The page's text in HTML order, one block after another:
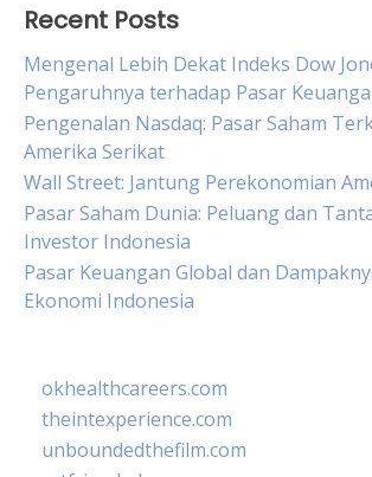
Recent Posts
Mengenal Lebih Dekat Indeks Dow
Pengaruhnya terhadap Pasar
Pengenalan Nasdaq: Pasar Saham
Amerika Serikat
Wall Street: Jantung Perekonomian
Pasar Saham Dunia: Peluang dan
Investor Indonesia
Pasar Keuangan Global dan
Ekonomi Indonesia
okhealthcareers.com
theintexperience.com
unboundedthefilm.com